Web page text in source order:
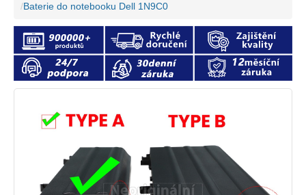
Baterie do notebooku Dell 1N9C0